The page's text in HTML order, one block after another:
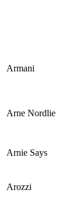
Armani
Arne Nordlie
Arnie Says
Arozzi